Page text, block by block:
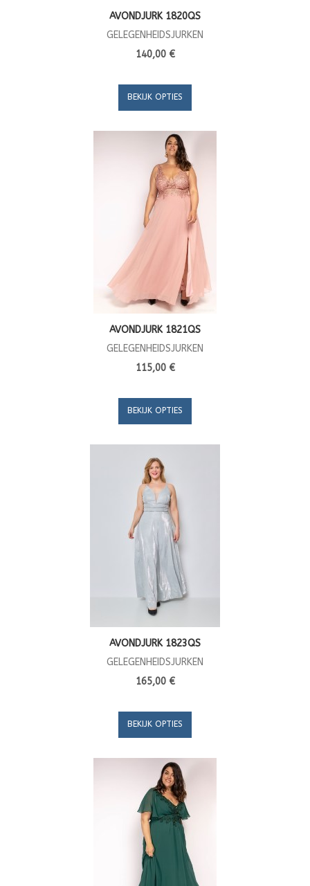
AVONDJURK 1820QS
GELEGENHEIDSJURKEN
140,00 €
BEKIJK OPTIES
AVONDJURK 1821QS
GELEGENHEIDSJURKEN
115,00 €
BEKIJK OPTIES
AVONDJURK 1823QS
GELEGENHEIDSJURKEN
165,00 €
BEKIJK OPTIES